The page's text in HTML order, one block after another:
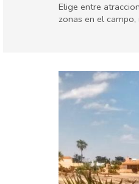
Elige entre
zonas en el
Playas